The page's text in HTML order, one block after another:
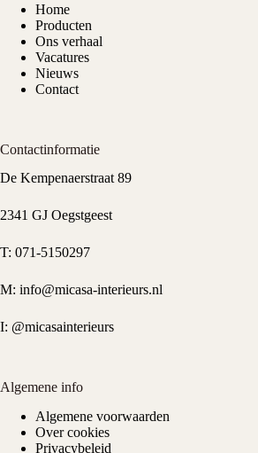
Home
Producten
Ons verhaal
Vacatures
Nieuws
Contact
Contactinformatie
De Kempenaerstraat 89
2341 GJ Oegstgeest
T: 071-5150297
M: info@micasa-interieurs.nl
I: @micasainterieurs
Algemene info
Algemene voorwaarden
Over cookies
Privacybeleid